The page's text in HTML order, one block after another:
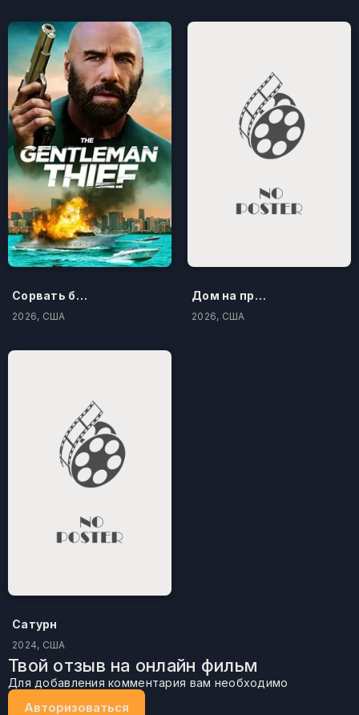
Сорвать банк 3: Вор-джентльмен
2026, США
Дом на проклятом холме
2026, США
Сатурн
2024, США
Твой отзыв на онлайн фильм
Для добавления комментария вам необходимо
Авторизоваться